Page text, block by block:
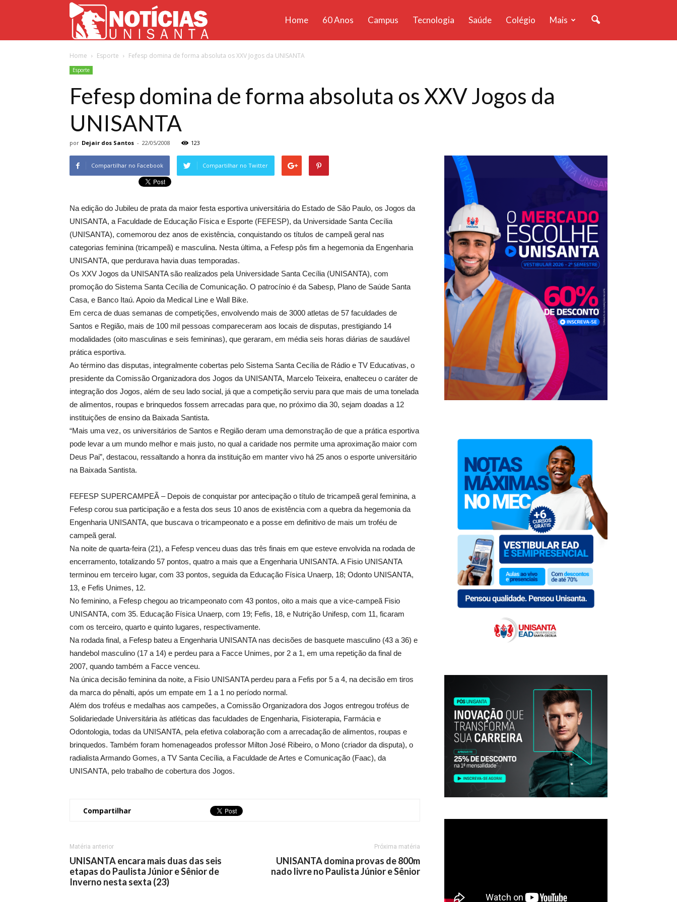
Unisanta
Home 60 Anos Campus Tecnologia Saúde Colégio Mais
Home Esporte Fefesp domina de forma absoluta os XXV Jogos da UNISANTA
Esporte
Fefesp domina de forma absoluta os XXV Jogos da
UNISANTA
por Dejair dos Santos - 22/05/2008 123
Compartilhar no Facebook Compartilhar no Twitter
Na edição do Jubileu de prata da maior festa esportiva universitária do Estado de São Paulo, os Jogos da
UNISANTA, a Faculdade de Educação Física e Esporte (FEFESP), da Universidade Santa Cecília
(UNISANTA), comemorou dez anos de existência, conquistando os títulos de campeã geral nas
categorias feminina (tricampeã) e masculina. Nesta última, a Fefesp pôs fim a hegemonia da Engenharia
UNISANTA, que perdurava havia duas temporadas.
Os XXV Jogos da UNISANTA são realizados pela Universidade Santa Cecília (UNISANTA), com
promoção do Sistema Santa Cecília de Comunicação. O patrocínio é da Sabesp, Plano de Saúde Santa
Casa, e Banco Itaú. Apoio da Medical Line e Wall Bike.
Em cerca de duas semanas de competições, envolvendo mais de 3000 atletas de 57 faculdades de
Santos e Região, mais de 100 mil pessoas compareceram aos locais de disputas, prestigiando 14
modalidades (oito masculinas e seis femininas), que geraram, em média seis horas diárias de saudável
prática esportiva.
Ao término das disputas, integralmente cobertas pelo Sistema Santa Cecília de Rádio e TV Educativas, o
presidente da Comissão Organizadora dos Jogos da UNISANTA, Marcelo Teixeira, enalteceu o caráter de
integração dos Jogos, além de seu lado social, já que a competição serviu para que mais de uma tonelada
de alimentos, roupas e brinquedos fossem arrecadas para que, no próximo dia 30, sejam doadas a 12
instituições de ensino da Baixada Santista.
“Mais uma vez, os universitários de Santos e Região deram uma demonstração de que a prática esportiva
pode levar a um mundo melhor e mais justo, no qual a caridade nos permite uma aproximação maior com
Deus Pai”, destacou, ressaltando a honra da instituição em manter vivo há 25 anos o esporte universitário
na Baixada Santista.
FEFESP SUPERCAMPEÃ – Depois de conquistar por antecipação o título de tricampeã geral feminina, a
Fefesp corou sua participação e a festa dos seus 10 anos de existência com a quebra da hegemonia da
Engenharia UNISANTA, que buscava o tricampeonato e a posse em definitivo de mais um troféu de
campeã geral.
Na noite de quarta-feira (21), a Fefesp venceu duas das três finais em que esteve envolvida na rodada de
encerramento, totalizando 57 pontos, quatro a mais que a Engenharia UNISANTA. A Fisio UNISANTA
terminou em terceiro lugar, com 33 pontos, seguida da Educação Física Unaerp, 18; Odonto UNISANTA,
13, e Fefis Unimes, 12.
No feminino, a Fefesp chegou ao tricampeonato com 43 pontos, oito a mais que a vice-campeã Fisio
UNISANTA, com 35. Educação Física Unaerp, com 19; Fefis, 18, e Nutrição Unifesp, com 11, ficaram
com os terceiro, quarto e quinto lugares, respectivamente.
Na rodada final, a Fefesp bateu a Engenharia UNISANTA nas decisões de basquete masculino (43 a 36) e
handebol masculino (17 a 14) e perdeu para a Facce Unimes, por 2 a 1, em uma repetição da final de
2007, quando também a Facce venceu.
Na única decisão feminina da noite, a Fisio UNISANTA perdeu para a Fefis por 5 a 4, na decisão em tiros
da marca do pênalti, após um empate em 1 a 1 no período normal.
Além dos troféus e medalhas aos campeões, a Comissão Organizadora dos Jogos entregou troféus de
Solidariedade Universitária às atléticas das faculdades de Engenharia, Fisioterapia, Farmácia e
Odontologia, todas da UNISANTA, pela efetiva colaboração com a arrecadação de alimentos, roupas e
brinquedos. Também foram homenageados professor Milton José Ribeiro, o Mono (criador da disputa), o
radialista Armando Gomes, a TV Santa Cecília, a Faculdade de Artes e Comunicação (Faac), da
UNISANTA, pelo trabalho de cobertura dos Jogos.
Compartilhar
Matéria anterior
UNISANTA encara mais duas das seis
etapas do Paulista Júnior e Sênior de
Inverno nesta sexta (23)
Próxima matéria
UNISANTA domina provas de 800m
nado livre no Paulista Júnior e Sênior